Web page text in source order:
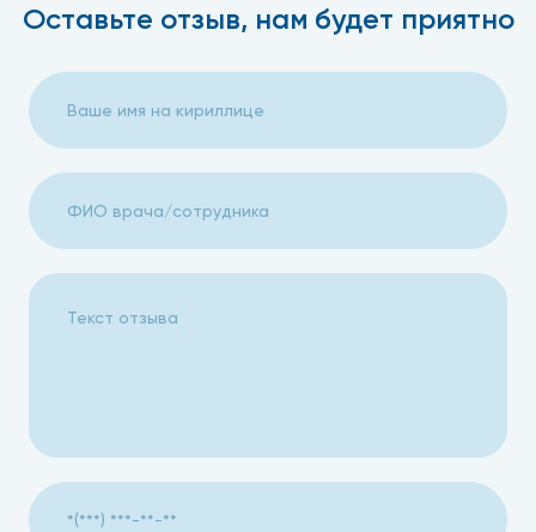
Оставьте отзыв, нам будет приятно